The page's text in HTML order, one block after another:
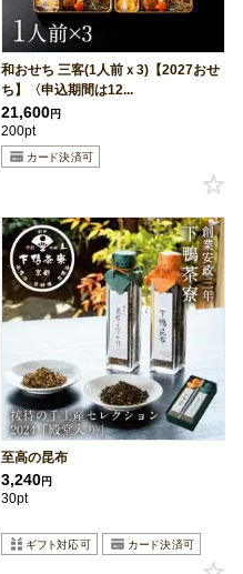
和おせち 三客(1人前ｘ3)【2027おせ
ち】〈申込期間は12...
21,600円
200pt
至高の昆布
3,240円
30pt